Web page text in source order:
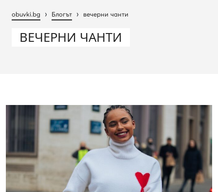
obuvki.bg › Блогът › вечерни чанти
ВЕЧЕРНИ ЧАНТИ